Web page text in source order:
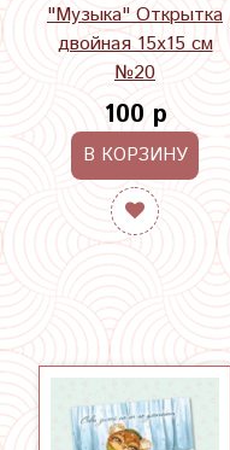
"Музыка" Открытка
двойная 15х15 см
№20
100 р
В КОРЗИНУ